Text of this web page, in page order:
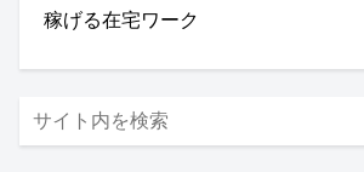
稼げる在宅ワーク